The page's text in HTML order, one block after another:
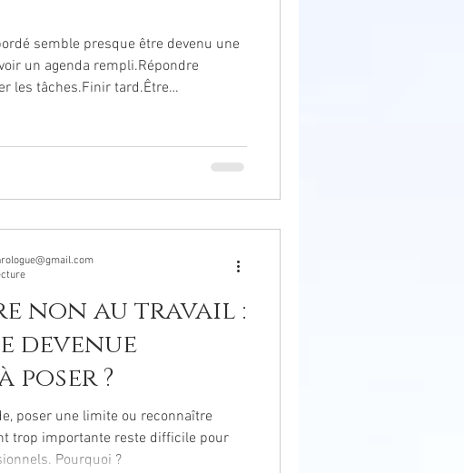
semble presque être devenu une
un agenda rempli.Répondre
les tâches.Finir tard.Être
suis sous l’eau.” “J’ai encore fini à
c’est peut-être que cela
non au travail :
devenue
?
poser une limite ou reconnaître
trop importante reste difficile pour
Pourquoi ?